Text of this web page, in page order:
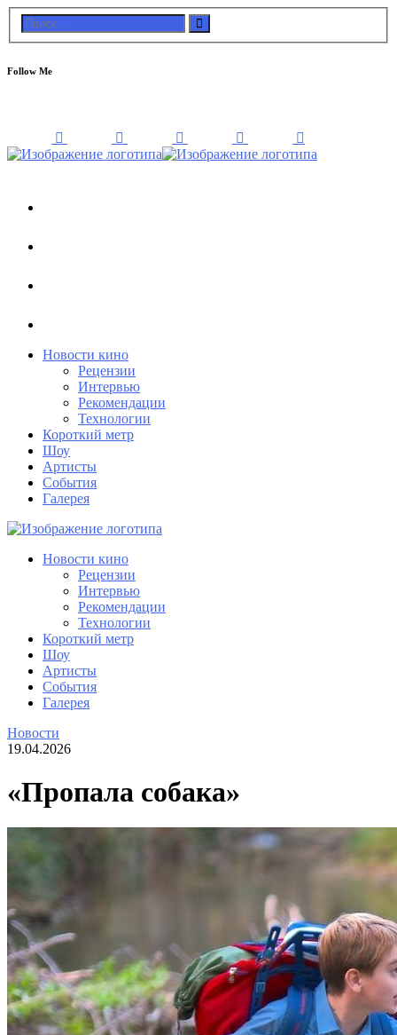
Follow Me
Новости кино
Рецензии
Интервью
Рекомендации
Технологии
Короткий метр
Шоу
Артисты
События
Галерея
Новости кино
Рецензии
Интервью
Рекомендации
Технологии
Короткий метр
Шоу
Артисты
События
Галерея
Новости
19.04.2026
«Пропала собака»